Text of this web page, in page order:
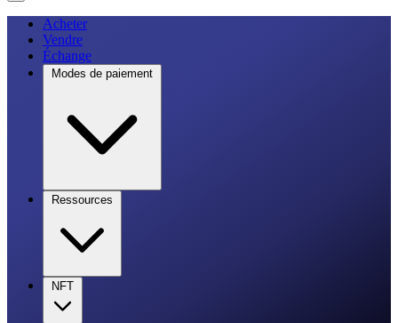
Acheter
Vendre
Échange
Modes de paiement
Ressources
NFT